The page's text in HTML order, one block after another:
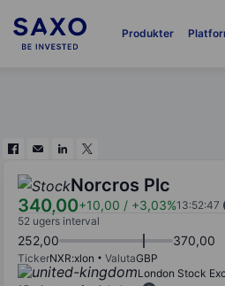
Produkter
Norcros Plc
340,00+10,00 / +3,03%13:52:47
52 ugers interval
252,00 370,00
TickerNXR:xlon ValutaGBP
London Stock